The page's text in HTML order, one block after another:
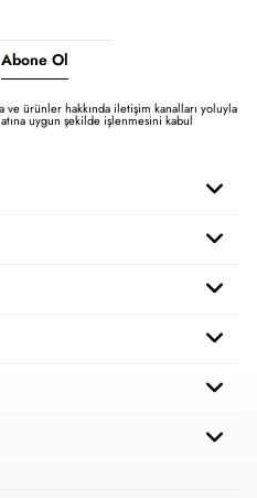
Abone Ol
ve ürünler hakkında iletişim kanalları yoluyla
uygun şekilde işlenmesini kabul